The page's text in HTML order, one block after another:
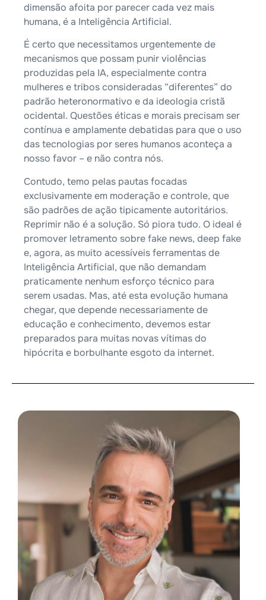
dimensão afoita por parecer cada vez mais
humana, é a Inteligência Artificial.
É certo que necessitamos urgentemente de
mecanismos que possam punir violências
produzidas pela IA, especialmente contra
mulheres e tribos consideradas “diferentes” do
padrão heteronormativo e da ideologia cristã
ocidental. Questões éticas e morais precisam ser
contínua e amplamente debatidas para que o uso
das tecnologias por seres humanos aconteça a
nosso favor – e não contra nós.
Contudo, temo pelas pautas focadas
exclusivamente em moderação e controle, que
são padrões de ação tipicamente autoritários.
Reprimir não é a solução. Só piora tudo. O ideal é
promover letramento sobre fake news, deep fake
e, agora, as muito acessíveis ferramentas de
Inteligência Artificial, que não demandam
praticamente nenhum esforço técnico para
serem usadas. Mas, até esta evolução humana
chegar, que depende necessariamente de
educação e conhecimento, devemos estar
preparados para muitas novas vítimas do
hipócrita e borbulhante esgoto da internet.